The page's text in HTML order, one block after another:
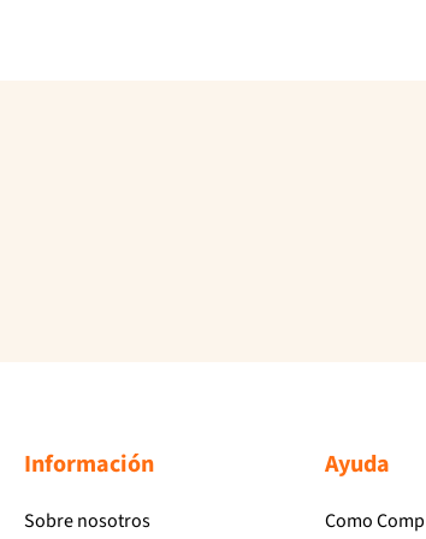
Información
Sobre nosotros
Ayuda
Como